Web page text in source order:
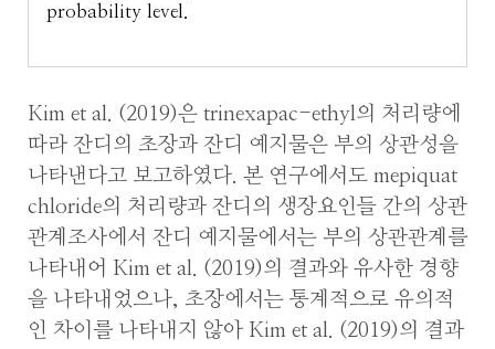
probability level.
Kim et al. (2019)은 trinexapac-ethyl의 처리량에
따라 잔디의 초장과 잔디 예지물은 부의 상관성을
나타낸다고 보고하였다. 본 연구에서도 mepiquat
chloride의 처리량과 잔디의 생장요인들 간의 상관
관계조사에서 잔디 예지물에서는 부의 상관관계를
나타내어 Kim et al. (2019)의 결과와 유사한 경향
을 나타내었으나, 초장에서는 통계적으로 유의적
인 차이를 나타내지 않아 Kim et al. (2019)의 결과